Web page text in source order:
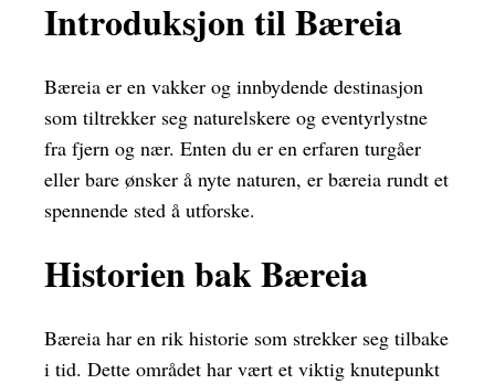
Introduksjon til Bæreia
Bæreia er en vakker og innbydende destinasjon
som tiltrekker seg naturelskere og eventyrlystne
fra fjern og nær. Enten du er en erfaren turgåer
eller bare ønsker å nyte naturen, er bæreia rundt et
spennende sted å utforske.
Historien bak Bæreia
Bæreia har en rik historie som strekker seg tilbake
i tid. Dette området har vært et viktig knutepunkt